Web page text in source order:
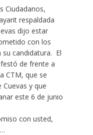
Ciudadanos,
respaldada
dijo estar
con los
su candidatura. El
de frente a
CTM, que se
y que
este 6 de junio
con usted,